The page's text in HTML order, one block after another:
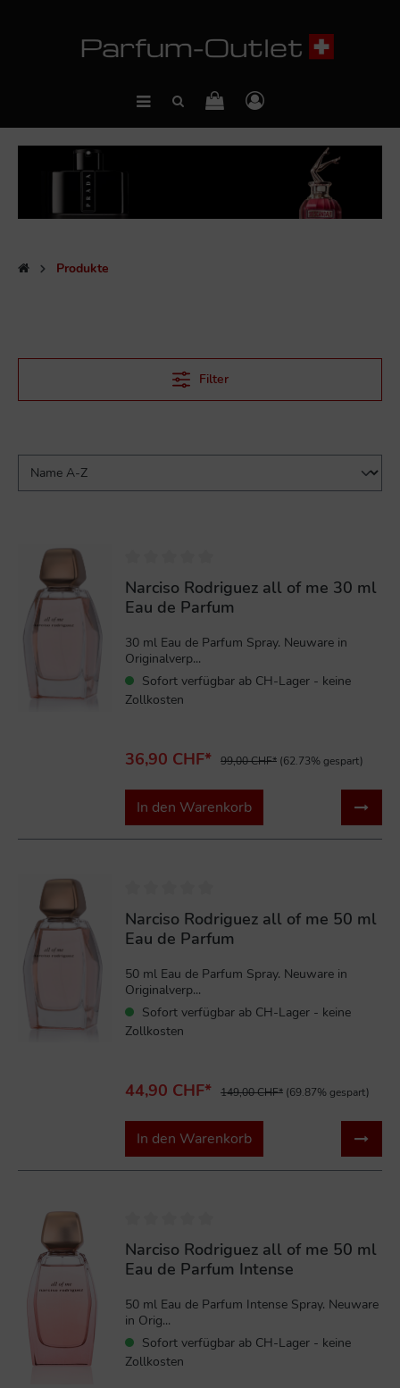
Produkte
Filter
Narciso Rodriguez all of me 30 ml
Eau de Parfum
30 ml Eau de Parfum Spray. Neuware in
Originalverp...
Sofort verfügbar ab CH-Lager - keine
Zollkosten
36,90 CHF* 99,00 CHF* (62.73% gespart)
In den Warenkorb
Narciso Rodriguez all of me 50 ml
Eau de Parfum
50 ml Eau de Parfum Spray. Neuware in
Originalverp...
Sofort verfügbar ab CH-Lager - keine
Zollkosten
44,90 CHF* 149,00 CHF* (69.87% gespart)
In den Warenkorb
Narciso Rodriguez all of me 50 ml
Eau de Parfum Intense
50 ml Eau de Parfum Intense Spray. Neuware
in Orig...
Sofort verfügbar ab CH-Lager - keine
Zollkosten